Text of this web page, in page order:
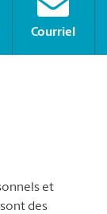
Courriel
et
des